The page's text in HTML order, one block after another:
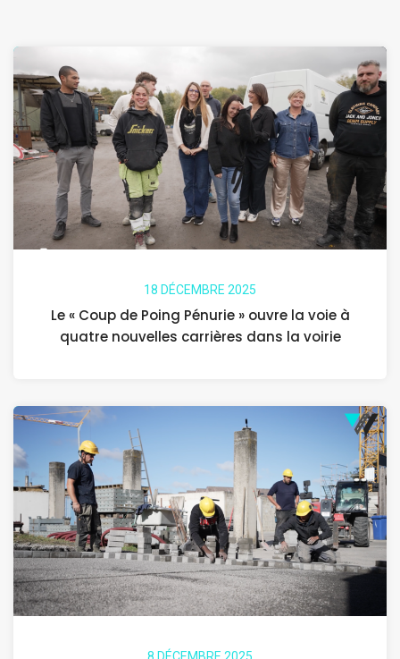
18 DÉCEMBRE 2025
Le « Coup de Poing Pénurie » ouvre la voie à
quatre nouvelles carrières dans la voirie